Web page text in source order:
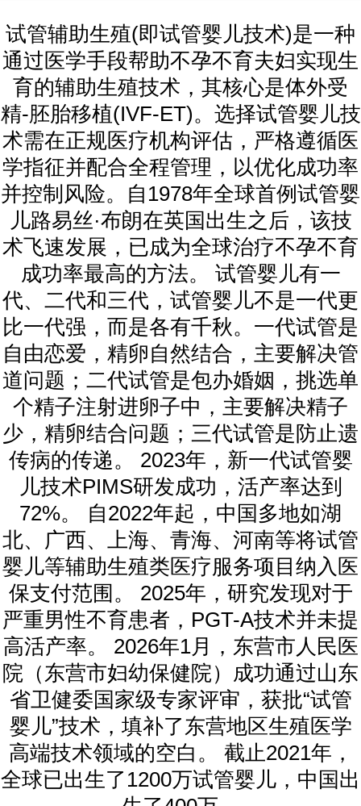
试管辅助生殖(即试管婴儿技术)是一种
通过医学手段帮助不孕不育夫妇实现生
育的辅助生殖技术，其核心是体外受
精-胚胎移植(IVF-ET)。选择试管婴儿技
术需在正规医疗机构评估，严格遵循医
学指征并配合全程管理，以优化成功率
并控制风险。自1978年全球首例试管婴
儿路易丝·布朗在英国出生之后，该技
术飞速发展，已成为全球治疗不孕不育
成功率最高的方法。 试管婴儿有一
代、二代和三代，试管婴儿不是一代更
比一代强，而是各有千秋。一代试管是
自由恋爱，精卵自然结合，主要解决管
道问题；二代试管是包办婚姻，挑选单
个精子注射进卵子中，主要解决精子
少，精卵结合问题；三代试管是防止遗
传病的传递。 2023年，新一代试管婴
儿技术PIMS研发成功，活产率达到
72%。 自2022年起，中国多地如湖
北、广西、上海、青海、河南等将试管
婴儿等辅助生殖类医疗服务项目纳入医
保支付范围。 2025年，研究发现对于
严重男性不育患者，PGT-A技术并未提
高活产率。 2026年1月，东营市人民医
院（东营市妇幼保健院）成功通过山东
省卫健委国家级专家评审，获批“试管
婴儿”技术，填补了东营地区生殖医学
高端技术领域的空白。 截止2021年，
全球已出生了1200万试管婴儿，中国出